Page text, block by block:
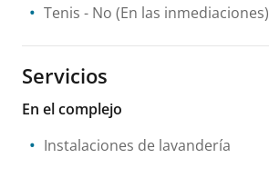
Tenis - No (En las inmediaciones)
Servicios
En el complejo
Instalaciones de lavandería